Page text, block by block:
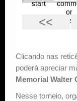
Clicando nas
poderá apreciar
Memorial Walter
Nesse torneio,